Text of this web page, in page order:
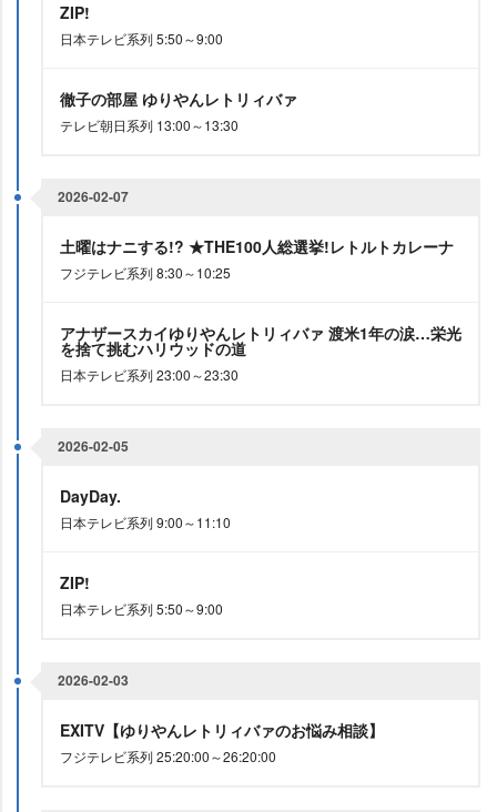
ZIP!
日本テレビ系列 5:50～9:00
徹子の部屋 ゆりやんレトリィバァ
テレビ朝日系列 13:00～13:30
2026-02-07
土曜はナニする!? ★THE100人総選挙!レトルトカレーナ
フジテレビ系列 8:30～10:25
アナザースカイゆりやんレトリィバァ 渡米1年の涙…栄光
を捨て挑むハリウッドの道
日本テレビ系列 23:00～23:30
2026-02-05
DayDay.
日本テレビ系列 9:00～11:10
ZIP!
日本テレビ系列 5:50～9:00
2026-02-03
EXITV【ゆりやんレトリィバァのお悩み相談】
フジテレビ系列 25:20:00～26:20:00